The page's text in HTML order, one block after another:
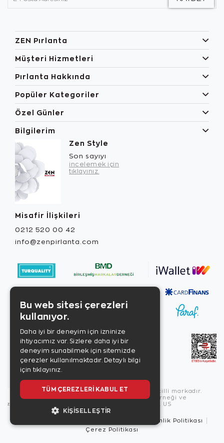
ZEN Pırlanta
Müşteri Hizmetleri
Pırlanta Hakkında
Popüler Kategoriler
Özel Günler
Bilgilerim
Zen Style
Son sayıyı
incelemek için
tıklayınız.
Misafir İlişkileri
0212 520 00 42
info@zenpirlanta.com
Copyright © 2026, Zen Diamond tescilli markadır.
Zen Diamond Birleşmiş Markalar Derneği ve
Turquality Destek Programı üyesidir. US
Güvenlik Politikası
Çerez Politikası
Bu web sitesi çerezleri
kullanıyor.
Daha iyi bir deneyim için izninize
ihtiyacımız var. Sizlere daha iyi bir
deneyim sunabilmek için sitemizde
çerezler kullanılmaktadır. Detaylı bilgi
için tıklayınız.
TÜM ÇEREZLERI KABUL ET
KIŞISELLEŞTIR